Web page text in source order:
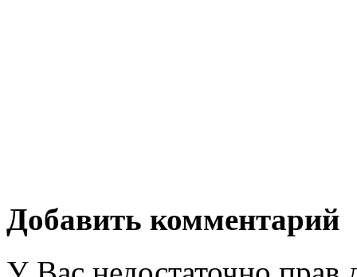
Добавить комментарий